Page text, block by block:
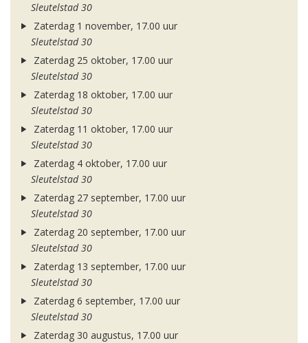
Sleutelstad 30
Zaterdag 1 november, 17.00 uur
Sleutelstad 30
Zaterdag 25 oktober, 17.00 uur
Sleutelstad 30
Zaterdag 18 oktober, 17.00 uur
Sleutelstad 30
Zaterdag 11 oktober, 17.00 uur
Sleutelstad 30
Zaterdag 4 oktober, 17.00 uur
Sleutelstad 30
Zaterdag 27 september, 17.00 uur
Sleutelstad 30
Zaterdag 20 september, 17.00 uur
Sleutelstad 30
Zaterdag 13 september, 17.00 uur
Sleutelstad 30
Zaterdag 6 september, 17.00 uur
Sleutelstad 30
Zaterdag 30 augustus, 17.00 uur